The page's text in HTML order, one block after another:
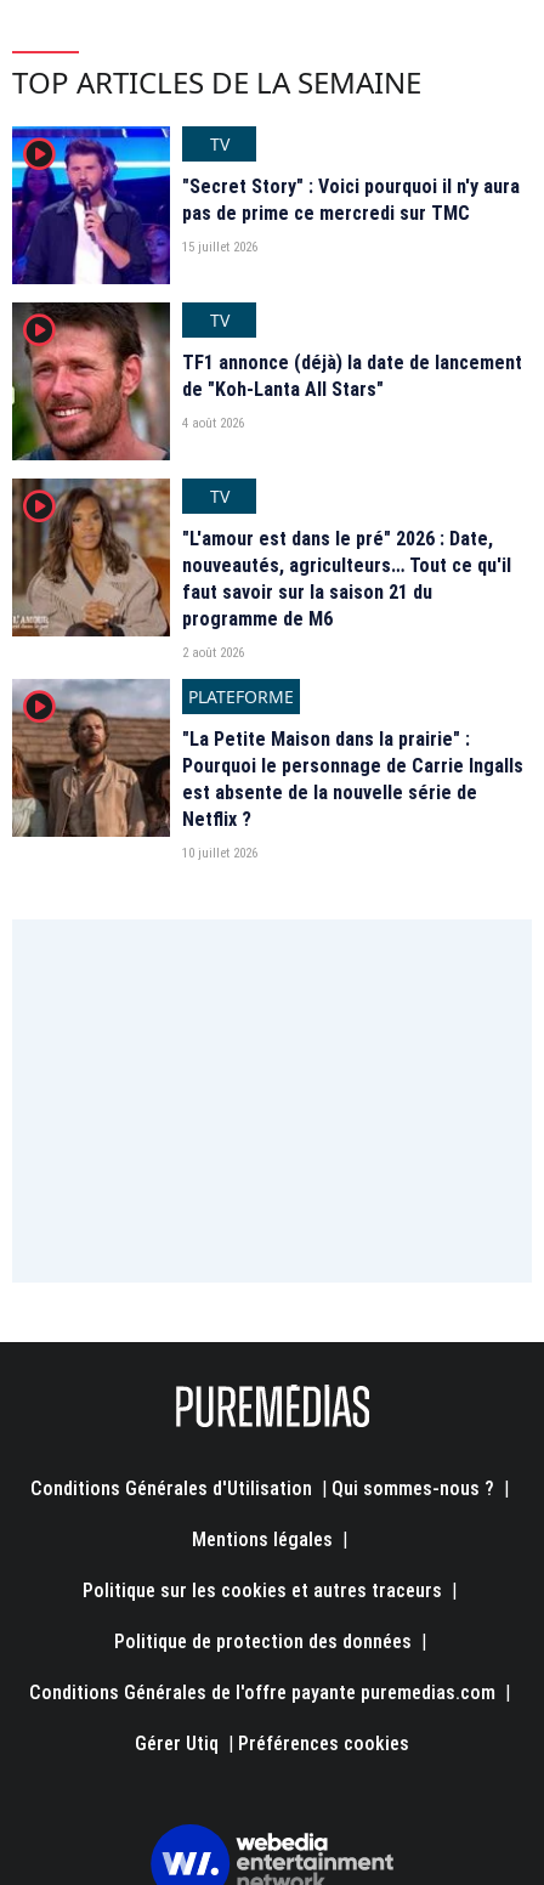
TOP ARTICLES DE LA SEMAINE
player2
TV
"Secret Story" : Voici pourquoi il n'y aura
pas de prime ce mercredi sur TMC
15 juillet 2026
player2
TV
TF1 annonce (déjà) la date de lancement
de "Koh-Lanta All Stars"
4 août 2026
player2
TV
"L'amour est dans le pré" 2026 : Date,
nouveautés, agriculteurs… Tout ce qu'il
faut savoir sur la saison 21 du
programme de M6
2 août 2026
player2
PLATEFORME
"La Petite Maison dans la prairie" :
Pourquoi le personnage de Carrie Ingalls
est absente de la nouvelle série de
Netflix ?
10 juillet 2026
Conditions Générales d'Utilisation Qui sommes-nous ?
Mentions légales
Politique sur les cookies et autres traceurs
Politique de protection des données
Conditions Générales de l'offre payante puremedias.com
Gérer Utiq Préférences cookies